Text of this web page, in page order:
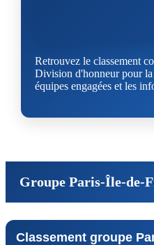
Retrouvez le classement
Division d'honneur pour
équipes engagées et les
Groupe Paris-Île-de-
Classement groupe